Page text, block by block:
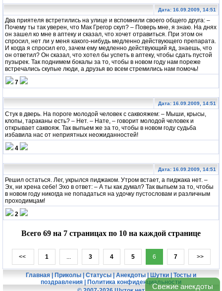
Свежие анекдоты
Дата: 16.09.2009, 14:51
Два приятеля встретились на улице и вспомнили своего общего друга: –
Почему ты так уверен, что Мак Грегор скуп? – Поверь мне, я знаю. На днях
он зашел ко мне в аптеку и сказал, что хочет отравиться. При этом он
спросил, нет ли у меня какого-нибудь медленно действующего препарата.
И когда я спросил его, зачем ему медленно действующий яд, знаешь, что
он ответил? Он сказал, что хотел бы успеть в аптеку, чтобы сдать пустой
пузырек. Так поднимем бокалы за то, чтобы в новом году нам пореже
встречались скупые люди, а друзья во всем стремились нам помочь!
7
Дата: 16.09.2009, 14:51
Стук в дверь. На пороге молодой человек с саквояжем: – Мыши, крысы,
клопы, тараканы есть? – Нет. – Нате, – говорит молодой человек и
открывает саквояж. Так выпьем же за то, чтобы в новом году судьба
избавила нас от неприятных неожиданностей!
4
Дата: 16.09.2009, 14:51
Решил остаться. Лег, укрылся пиджаком. Утром встает, а пиджака нет. –
Эх, ни хрена себе! Эхо в ответ: – А ты как думал? Так выпьем за то, чтобы
в новом году никогда не попадаться на удочку пустословам и различным
проходимцам!
2
Всего 69 на 7 страницах по 10 на каждой странице
<< 1 ... 3 4 5 6 7 >>
Главная | Приколы | Статусы | Анекдоты | Шутки | Тосты и
поздравления | Политика конфиденциальности